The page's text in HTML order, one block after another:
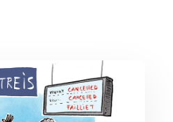
van een pakketreis volgens MAX